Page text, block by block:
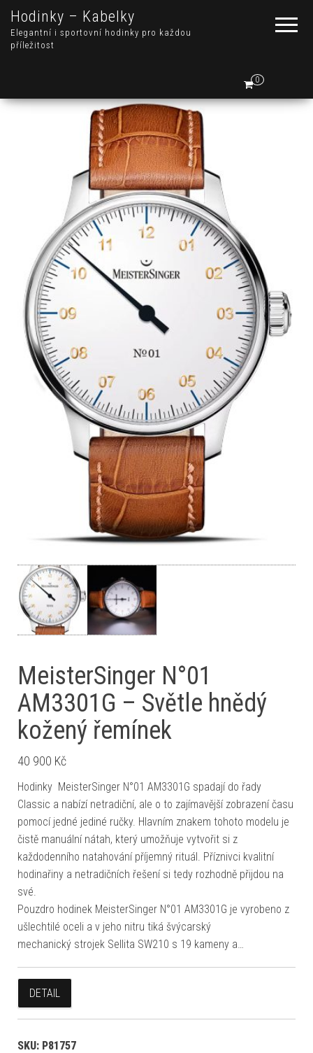
Hodinky – Kabelky
Elegantní i sportovní hodinky pro každou
příležitost
0
MeisterSinger N°01
AM3301G – Světle hnědý
kožený řemínek
40 900 Kč
Hodinky MeisterSinger N°01 AM3301G spadají do řady
Classic a nabízí netradiční, ale o to zajímavější zobrazení času
pomocí jedné jediné ručky. Hlavním znakem tohoto modelu je
čistě manuální nátah, který umožňuje vytvořit si z
každodenního natahování příjemný rituál. Příznivci kvalitní
hodinařiny a netradičních řešení si tedy rozhodně přijdou na
své.
Pouzdro hodinek MeisterSinger N°01 AM3301G je vyrobeno z
ušlechtilé oceli a v jeho nitru tiká švýcarský
mechanický strojek Sellita SW210 s 19 kameny a…
DETAIL
SKU: P81757